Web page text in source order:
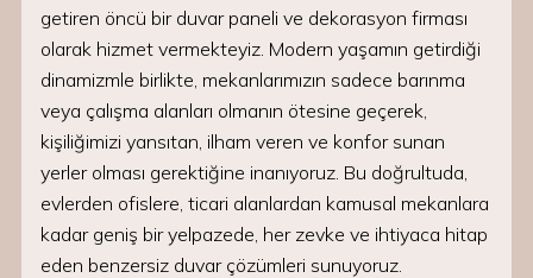
getiren öncü bir duvar paneli ve dekorasyon firması
olarak hizmet vermekteyiz. Modern yaşamın getirdiği
dinamizmle birlikte, mekanlarımızın sadece barınma
veya çalışma alanları olmanın ötesine geçerek,
kişiliğimizi yansıtan, ilham veren ve konfor sunan
yerler olması gerektiğine inanıyoruz. Bu doğrultuda,
evlerden ofislere, ticari alanlardan kamusal mekanlara
kadar geniş bir yelpazede, her zevke ve ihtiyaca hitap
eden benzersiz duvar çözümleri sunuyoruz.